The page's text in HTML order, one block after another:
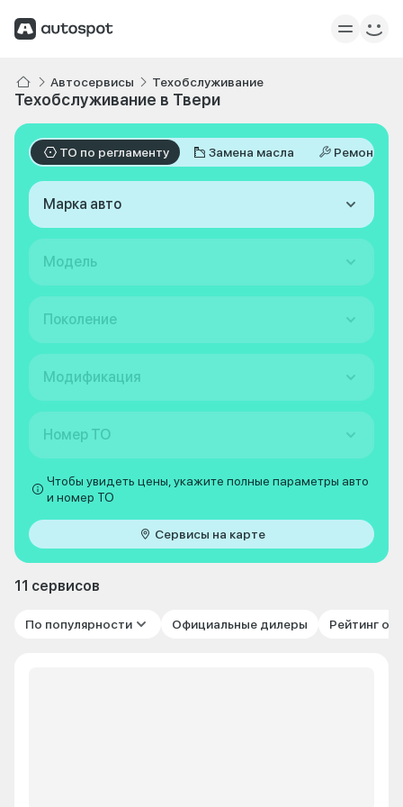
Автосервисы Техобслуживание
Техобслуживание в Твери
ТО по регламенту Замена масла Ремонт
Марка авто
Модель
Поколение
Модификация
Номер ТО
Чтобы увидеть цены, укажите полные параметры авто
и номер ТО
Сервисы на карте
11 сервисов
По популярности Официальные дилеры Рейтинг